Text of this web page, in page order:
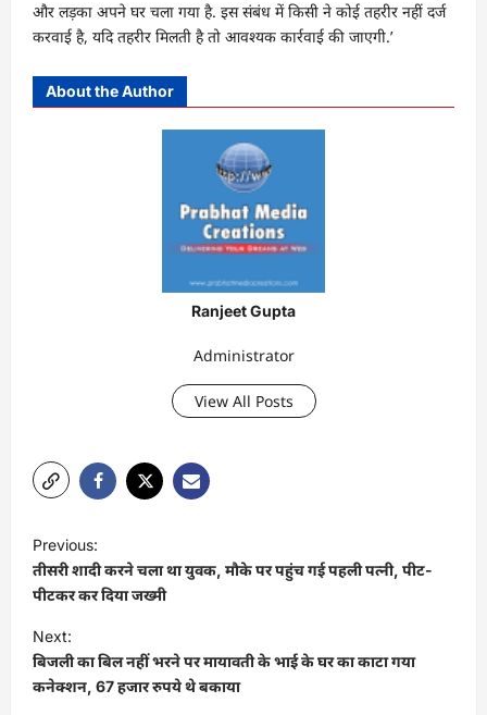
और लड़का अपने घर चला गया है. इस संबंध में किसी ने कोई तहरीर नहीं दर्ज
करवाई है, यदि तहरीर मिलती है तो आवश्यक कार्रवाई की जाएगी.’
About the Author
Ranjeet Gupta
Administrator
View All Posts
o
s
t
n
a
Previous:
तीसरी शादी करने चला था युवक, मौके पर पहुंच गई पहली पत्नी, पीट-
पीटकर कर दिया जख्मी
Next:
बिजली का बिल नहीं भरने पर मायावती के भाई के घर का काटा गया
कनेक्शन, 67 हजार रुपये थे बकाया